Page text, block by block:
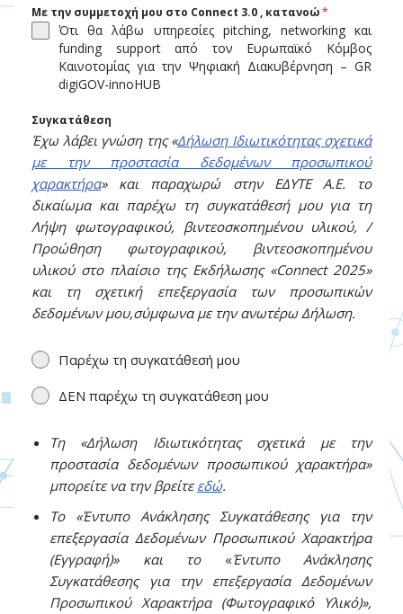
Με την συμμετοχή μου στο Connect 3.0 , κατανοώ*
Ότι θα λάβω υπηρεσίες pitching, networking και
funding support από τον Ευρωπαϊκό Κόμβος
Καινοτομίας για την Ψηφιακή Διακυβέρνηση – GR
digiGOV-innoHUB
Συγκατάθεση
Έχω λάβει γνώση της «Δήλωση Ιδιωτικότητας σχετικά
με την προστασία δεδομένων προσωπικού
χαρακτήρα» και παραχωρώ στην ΕΔΥΤΕ Α.Ε. το
δικαίωμα και παρέχω τη συγκατάθεσή μου για τη
Λήψη φωτογραφικού, βιντεοσκοπημένου υλικού, /
Προώθηση φωτογραφικού, βιντεοσκοπημένου
υλικού στο πλαίσιο της Εκδήλωσης «Connect 2025»
και τη σχετική επεξεργασία των προσωπικών
δεδομένων μου,σύμφωνα με την ανωτέρω Δήλωση.
Παρέχω τη συγκατάθεσή μου
ΔΕΝ παρέχω τη συγκατάθεση μου
Τη «Δήλωση Ιδιωτικότητας σχετικά με την
προστασία δεδομένων προσωπικού χαρακτήρα»
μπορείτε να την βρείτεεδώ.
Το «Έντυπο Ανάκλησης Συγκατάθεσης για την
επεξεργασία Δεδομένων Προσωπικού Χαρακτήρα
(Εγγραφή)» και το«Έντυπο Ανάκλησης
Συγκατάθεσης για την επεξεργασία Δεδομένων
Προσωπικού Χαρακτήρα (Φωτογραφικό Υλικό)»,